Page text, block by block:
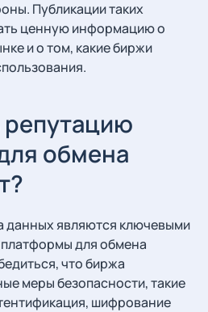
Публикации таких
ценную информацию о
и о том, какие биржи
репутацию
обмена
данных являются ключевыми
для обмена
что биржа
меры безопасности, такие
шифрование